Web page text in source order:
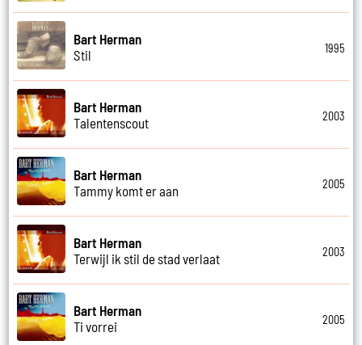
Bart Herman
Stil
1995
Bart Herman
Talentenscout
2003
Bart Herman
Tammy komt er aan
2005
Bart Herman
Terwijl ik stil de stad verlaat
2003
Bart Herman
Ti vorrei
2005